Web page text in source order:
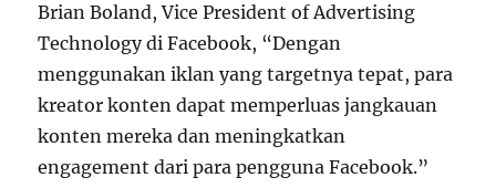
Brian Boland, Vice President of Advertising
Technology di Facebook, “Dengan
menggunakan iklan yang targetnya tepat, para
kreator konten dapat memperluas jangkauan
konten mereka dan meningkatkan
engagement dari para pengguna Facebook.”